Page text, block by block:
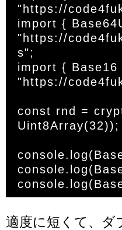
"https://
import {
"https://
s";
import { Base16
"https://
const rnd =
Uint8Array(32));
適度に短くて、ダ